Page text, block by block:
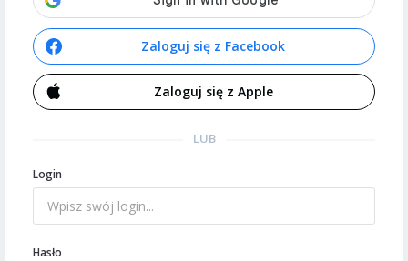
Zaloguj się z Facebook
Zaloguj się z Apple
LUB
Login
Hasło